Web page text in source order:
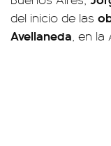
del inicio de las
Avellaneda, en la